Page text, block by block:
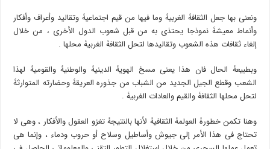
ونعنی بها جعل الثقافۀ الغربیۀ وما فیها من قیم اجتماعیۀ وتقالید وأعراف وأفکار
وأنماط معیشۀ نموذجا یحتذى به من قبل شعوب الدول الأخرى ، من خلال
إلغاء ثقافات هذه الشعوب وتقالیدها لتحل الثقافۀ الغربیۀ محلها .
وبطبیعۀ الحال فان هذا یعنی مسخ الهویۀ الدینیۀ والوطنیۀ والقومیۀ لهذا
الشعب وقطع الجیل الجدید من الشباب من جذوره العریقۀ وحضارته المتوارثۀ
لتحل محلها الثقافۀ والقیم والعادات الغربیۀ .
وهنا تکمن خطورۀ العولمۀ الثقافیۀ لأنها بالنتیجۀ تغزو العقول والأفکار ، وهی لا
تحتاج فی هذا الأمر إلى جیوش وأساطیل وسلاح أو حروب ودماء ، وإنما هی